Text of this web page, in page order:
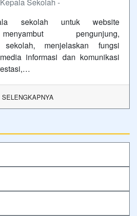
sekolah untuk website
pengunjung,
sekolah, menjelaskan fungsi
informasi dan komunikasi
SELENGKAPNYA